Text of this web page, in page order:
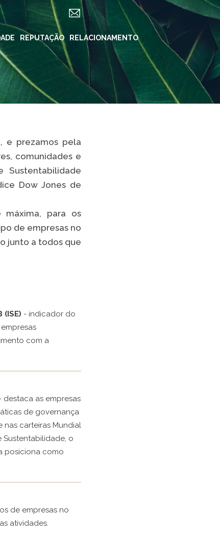
REPUTAÇÃO RELACIONAMENTO
Caiubi
REDES SOCIAIS
Instagram
Klabin.SA
Instagram Klabin
ForYou
YouTube
Spotify
e prezamos pela
comunidades e
Sustentabilidade
Dow Jones de
máxima, para os
de empresas no
junto a todos que
- indicador do
com a
destaca as empresas
de governança
nas carteiras Mundial
Sustentabilidade, o
posiciona como
de empresas no
atividades.